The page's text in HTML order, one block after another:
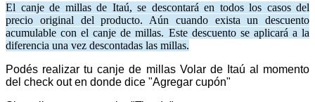
El canje de millas de Itaú, se descontará en todos los casos del
precio original del producto. Aún cuando exista un descuento
acumulable con el canje de millas. Este descuento se aplicará a la
diferencia una vez descontadas las millas.
Podés realizar tu canje de millas Volar de Itaú al momento
del check out en donde dice "Agregar cupón"